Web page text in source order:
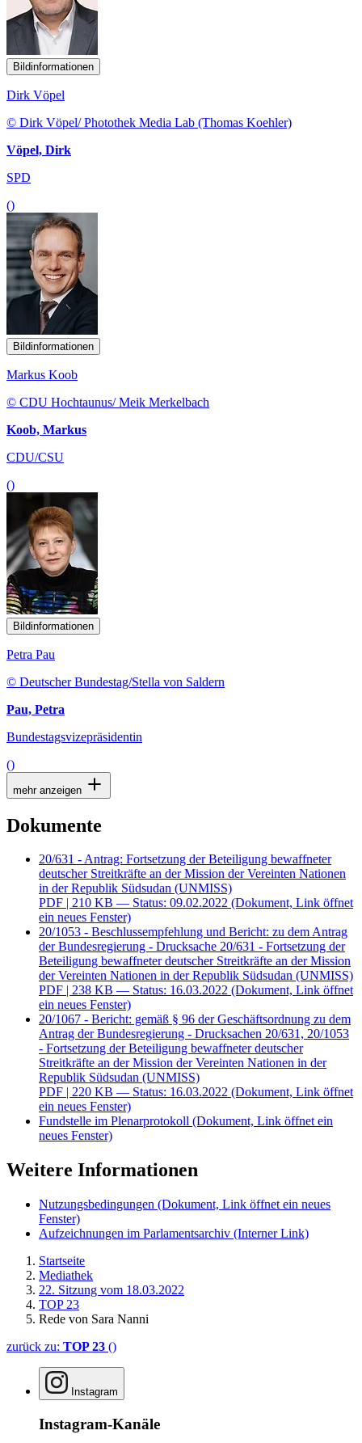
Bildinformationen
Dirk Vöpel
© Dirk Vöpel/ Photothek Media Lab (Thomas Koehler)
Vöpel, Dirk
SPD
()
Bildinformationen
Markus Koob
© CDU Hochtaunus/ Meik Merkelbach
Koob, Markus
CDU/CSU
()
Bildinformationen
Petra Pau
© Deutscher Bundestag/Stella von Saldern
Pau, Petra
Bundestagsvizepräsidentin
()
mehr anzeigen
Dokumente
20/631 - Antrag: Fortsetzung der Beteiligung bewaffneter
deutscher Streitkräfte an der Mission der Vereinten Nationen
in der Republik Südsudan (UNMISS)
PDF | 210 KB — Status: 09.02.2022 (Dokument, Link öffnet
ein neues Fenster)
20/1053 - Beschlussempfehlung und Bericht: zu dem Antrag
der Bundesregierung - Drucksache 20/631 - Fortsetzung der
Beteiligung bewaffneter deutscher Streitkräfte an der Mission
der Vereinten Nationen in der Republik Südsudan (UNMISS)
PDF | 238 KB — Status: 16.03.2022 (Dokument, Link öffnet
ein neues Fenster)
20/1067 - Bericht: gemäß § 96 der Geschäftsordnung zu dem
Antrag der Bundesregierung - Drucksachen 20/631, 20/1053
- Fortsetzung der Beteiligung bewaffneter deutscher
Streitkräfte an der Mission der Vereinten Nationen in der
Republik Südsudan (UNMISS)
PDF | 220 KB — Status: 16.03.2022 (Dokument, Link öffnet
ein neues Fenster)
Fundstelle im Plenarprotokoll (Dokument, Link öffnet ein
neues Fenster)
Weitere Informationen
Nutzungsbedingungen (Dokument, Link öffnet ein neues
Fenster)
Aufzeichnungen im Parlamentsarchiv (Interner Link)
Startseite
Mediathek
22. Sitzung vom 18.03.2022
TOP 23
Rede von Sara Nanni
zurück zu: TOP 23 ()
Instagram
Instagram-Kanäle